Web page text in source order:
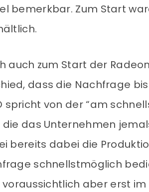
bemerkbar. Zum Start
auch zum Start der
dass die Nachfrage
spricht von der “am
die das Unternehmen
bereits dabei die
schnellstmöglich
aber erst im